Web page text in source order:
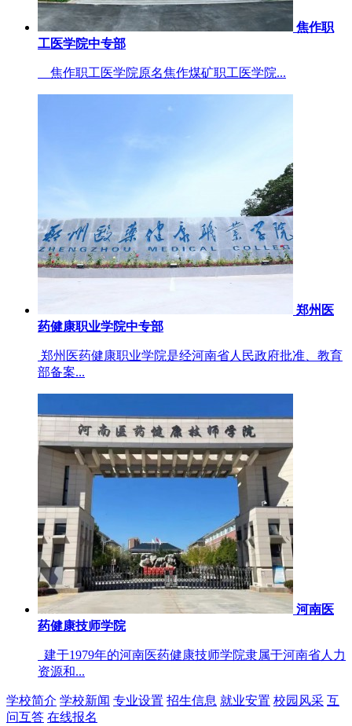
焦作职
工医学院中专部
焦作职工医学院原名焦作煤矿职工医学院...
郑州医
药健康职业学院中专部
郑州医药健康职业学院是经河南省人民政府批准、教育
部备案...
河南医
药健康技师学院
建于1979年的河南医药健康技师学院隶属于河南省人力
资源和...
学校简介 学校新闻 专业设置 招生信息 就业安置 校园风采 互
问互答 在线报名